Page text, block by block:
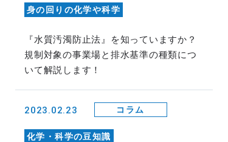
身の回りの化学や科学
『水質汚濁防止法』を知っていますか？
規制対象の事業場と排水基準の種類につ
いて解説します！
2023.02.23 コラム
化学・科学の豆知識